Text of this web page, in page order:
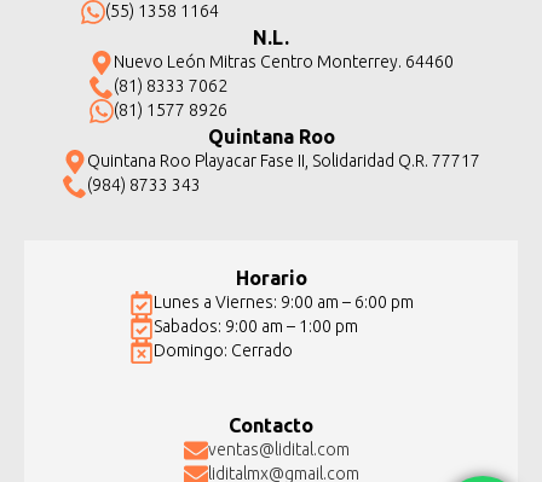
(55) 1358 1164
N.L.
Nuevo León Mitras Centro Monterrey. 64460
(81) 8333 7062
(81) 1577 8926
Quintana Roo
Quintana Roo Playacar Fase II, Solidaridad Q.R. 77717
(984) 8733 343
Horario
Lunes a Viernes: 9:00 am – 6:00 pm
Sabados: 9:00 am – 1:00 pm
Domingo: Cerrado
Contacto
ventas@lidital.com
liditalmx@gmail.com